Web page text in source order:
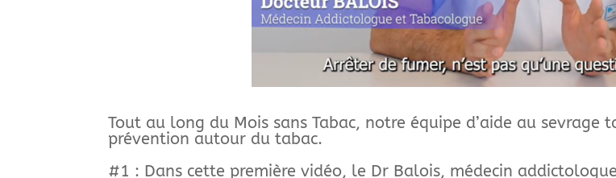
Tout au long du Mois sans Tabac, notre équipe d’aide au sevrage
prévention autour du tabac.
#1 : Dans cette première vidéo, le Dr Balois, médecin